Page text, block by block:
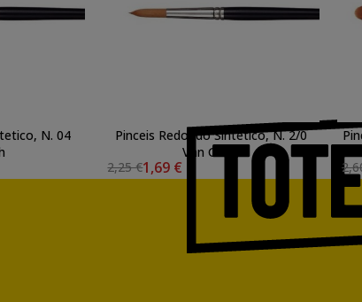
N. 04
Pinceis Redondo Sintetico, N. 2/0
Van Gogh
2,25 €1,69 €